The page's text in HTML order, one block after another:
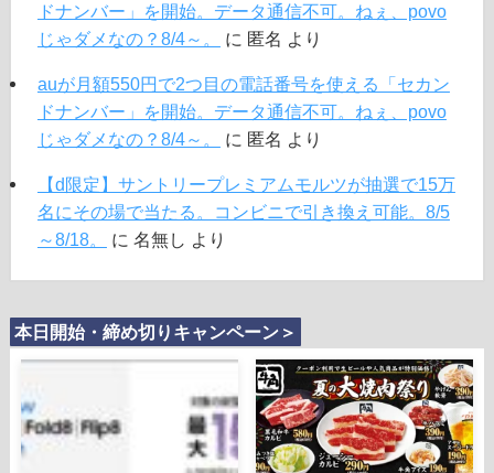
ドナンバー」を開始。データ通信不可。ねぇ、povo
じゃダメなの？8/4～。
に 匿名 より
auが月額550円で2つ目の電話番号を使える「セカン
ドナンバー」を開始。データ通信不可。ねぇ、povo
じゃダメなの？8/4～。
に 匿名 より
【d限定】サントリープレミアムモルツが抽選で15万
名にその場で当たる。コンビニで引き換え可能。8/5
～8/18。
に 名無し より
本日開始・締め切りキャンペーン＞